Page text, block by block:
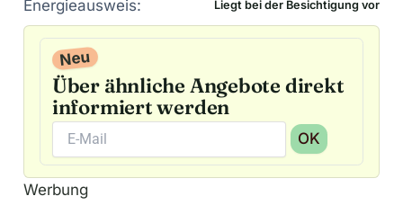
Energieausweis: Liegt bei der Besichtigung vor
Neu
Über ähnliche Angebote direkt
informiert werden
OK
A
l
Werbung